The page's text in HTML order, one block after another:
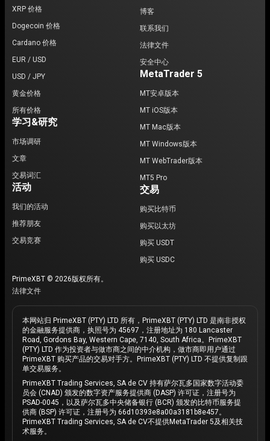
XRP 价格
Dogecoin 价格
Cardano 价格
EUR / USD
USD / JPY
黄金价格
所有价格
学习&研究
市场调研
文章
交易词汇
活动
我们的活动
推荐朋友
交易竞赛
博客
联系我们
法律文件
安全中心
MetaTrader 5
MT安卓版本
MT iOS版本
MT Mac版本
MT Windows版本
MT WebTrader版本
MT5 Pro
交易
购买比特币
购买以太坊
购买 USDT
购买 USDC
PrimeXBT © 2026版权所有。
法律文件
本网站归 PrimeXBT (PTY) LTD 所有，PrimeXBT (PTY) LTD 是南非授权
的金融服务提供商，执照号为 45697，注册地址为 180 Lancaster
Road, Gordons Bay, Western Cape, 7140, South Africa。PrimeXBT
(PTY) LTD 作为投资者与做市商之间的中介机构，做市商即用户通过
PrimeXBT 购买产品的交易对手方。PrimeXBT (PTY) LTD 不提供复制跟
单交易服务。
PrimeXBT Trading Services, SA de CV 持有萨尔瓦多国家数字活动委
员会 (CNAD) 颁发的数字资产服务提供商 (DASP) 许可证，注册号为
PSAD-0045，以及萨尔瓦多中央储备银行 (BCR) 颁发的比特币服务提
供商 (BSP) 许可证，注册号为 66d10393e8a00a3181b8e457。
PrimeXBT Trading Services, SA de CV不提供MetaTrader 5及相关技
术服务。